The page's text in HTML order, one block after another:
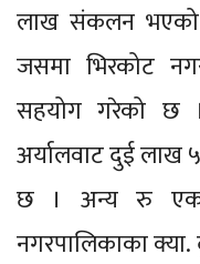
लाख संकलन भएको
जसमा भिरकोट
सहयोग गरेको छ
अर्यालवाट दुई लाख
छ । अन्य रु एक
नगरपालिकाका क्या.